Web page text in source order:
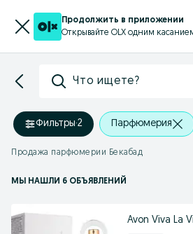
Продолжить в приложении
Открывайте OLX одним
Что ищете?
Фильтры·2 Парфюмерия
Продажа парфюмерии Бекабад
МЫ НАШЛИ 6 ОБЪЯВЛЕНИЙ
Avon Viva La